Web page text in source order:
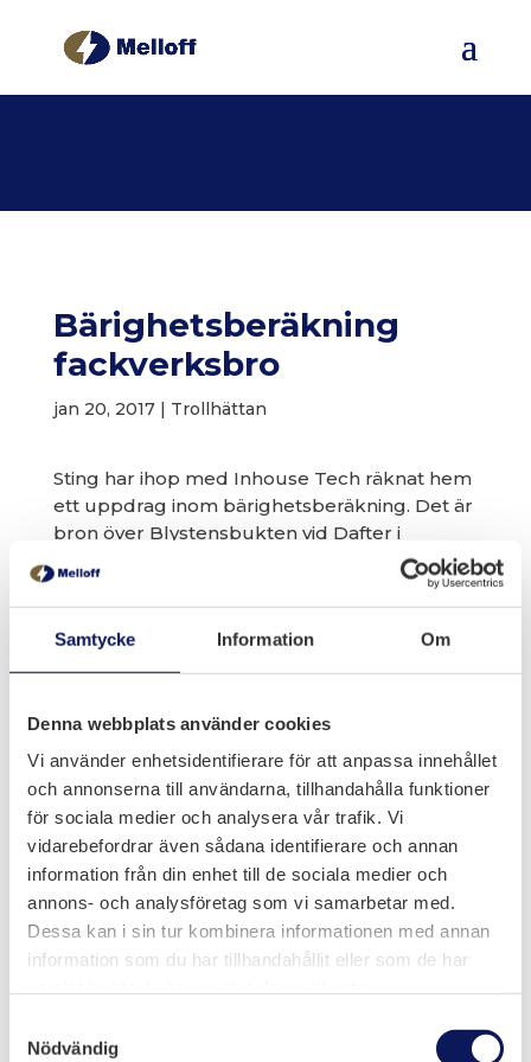
Samtycke Information Om
Denna webbplats använder cookies
Vi använder enhetsidentifierare för att anpassa innehållet
och annonserna till användarna, tillhandahålla funktioner
för sociala medier och analysera vår trafik. Vi
vidarebefordrar även sådana identifierare och annan
information från din enhet till de sociala medier och
annons- och analysföretag som vi samarbetar med.
Dessa kan i sin tur kombinera informationen med annan
information som du har tillhandahållit eller som de har
Nödvändig
Bärighetsberäkning
fackverksbro
jan 20, 2017| Trollhättan
Sting har ihop med Inhouse Tech räknat hem
ett uppdrag inom bärighetsberäkning. Det är
bron över Blystensbukten vid Dafter i
Strömstad som ska beräknas. Sting beräknar
Melloff Bygg AB
 Olidevägen 6, Trollhättan